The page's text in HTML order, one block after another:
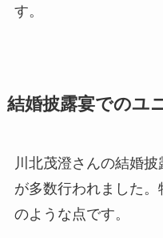
す。
結婚披露宴でのユ
川北茂澄さんの結婚
が多数行われました
のような点です。